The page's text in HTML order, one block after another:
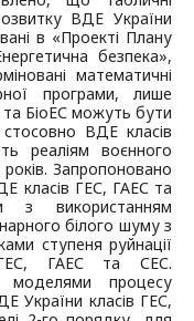
ВДЕ України
в «Проекті Плану
безпека»,
математичні
програми, лише
БіоЕС можуть бути
ВДЕ класів
реаліям воєнного
Запропоновано
класів ГЕС, ГАЕС та
з використанням
білого шуму з
ступеня руйнації
ГЕС, ГАЕС та СЕС.
моделями процесу
України класів ГЕС,